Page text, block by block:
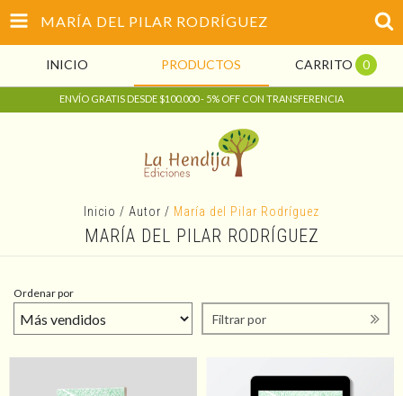
MARÍA DEL PILAR RODRÍGUEZ
INICIO PRODUCTOS CARRITO 0
ENVÍO GRATIS DESDE $100.000 - 5% OFF CON TRANSFERENCIA
Inicio / Autor / María del Pilar Rodríguez
MARÍA DEL PILAR RODRÍGUEZ
Ordenar por
Filtrar por